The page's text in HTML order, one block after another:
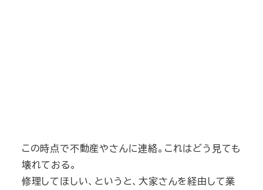
この時点で不動産やさんに連絡。これはどう見ても
壊れておる。
修理してほしい、というと、大家さんを経由して業